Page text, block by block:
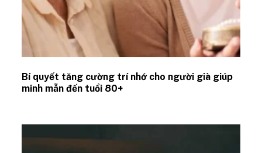
Bí quyết tăng cường trí nhớ cho người già giúp
minh mẫn đến tuổi 80+